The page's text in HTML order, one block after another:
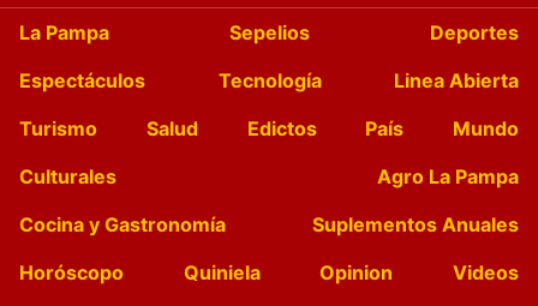
La Pampa Sepelios
Deportes
Espectáculos
Tecnología
Linea Abierta
Turismo
Salud Edictos País
Mundo
Culturales
Agro La Pampa
Cocina y Gastronomía
Suplementos Anuales
Horóscopo
Quiniela Opinion
Videos